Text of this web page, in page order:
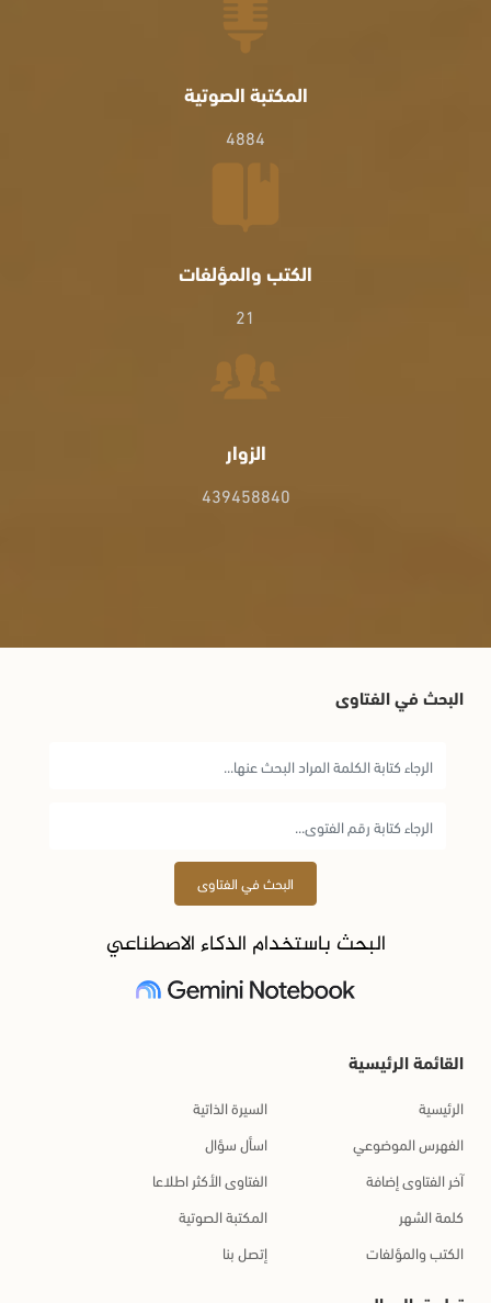
المكتبة الصوتية
4884
الكتب والمؤلفات
21
الزوار
439458840
البحث في الفتاوى
البحث في الفتاوى
البحث باستخدام الذكاء الاصطناعي
القائمة الرئيسية
الرئيسية
السيرة الذاتية
الفهرس الموضوعي
اسأل سؤال
آخر الفتاوى إضافة
الفتاوى الأكثر اطلاعا
كلمة الشهر
المكتبة الصوتية
الكتب والمؤلفات
إتصل بنا